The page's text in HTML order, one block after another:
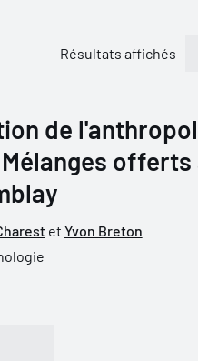
Résultats affichés
de
offerts
et Yvon Breton